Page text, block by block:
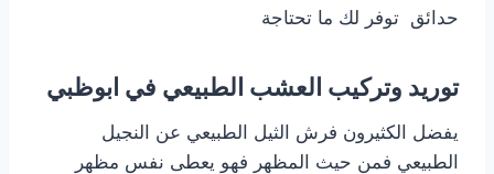
حدائق توفر لك ما تحتاجة
توريد وتركيب العشب الطبيعي في ابوظبي
يفضل الكثيرون فرش الثيل الطبيعي عن النجيل
الطبيعي فمن حيث المظهر فهو يعطى نفس مظهر